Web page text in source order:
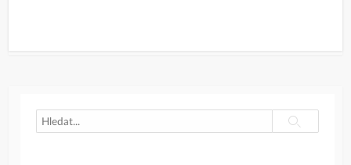
Search
Search